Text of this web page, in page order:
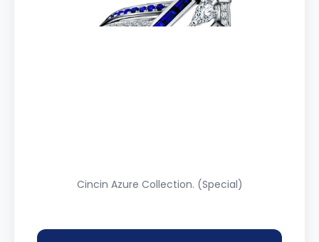
Cincin Azure Collection. (Special)